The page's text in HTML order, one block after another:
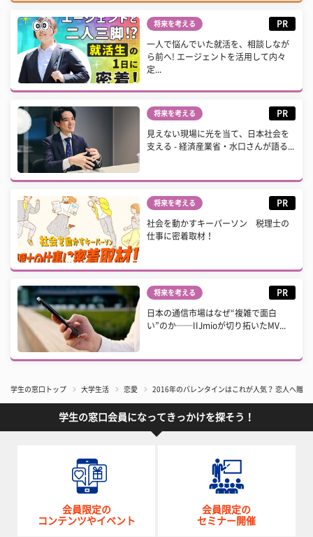
将来を考える PR
一人で悩んでいた就活を、相談しなが
ら前へ! エージェントを活用して内々
定...
将来を考える PR
見えない現場に光を当て、日本社会を
支える - 経済産業省・水口さんが語る...
将来を考える PR
社会を動かすキーパーソン 税理士の
仕事に密着取材！
将来を考える PR
日本の通信市場はなぜ“複雑で面白
い”のか──IIJmioが切り拓いたMV...
学生の窓口トップ 大学生活 恋愛 2016年のバレンタインはこれが人気？ 恋人へ贈
学生の窓口会員になってきっかけを探そう！
会員限定の
コンテンツやイベント
会員限定の
セミナー開催